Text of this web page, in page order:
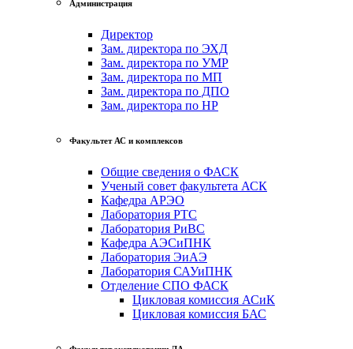
Администрация
Директор
Зам. директора по ЭХД
Зам. директора по УМР
Зам. директора по МП
Зам. директора по ДПО
Зам. директора по НР
Факультет АС и комплексов
Общие сведения о ФАСК
Ученый совет факультета АСК
Кафедра АРЭО
Лаборатория РТС
Лаборатория РиВС
Кафедра АЭСиПНК
Лаборатория ЭиАЭ
Лаборатория САУиПНК
Отделение СПО ФАСК
Цикловая комиссия АСиК
Цикловая комиссия БАС